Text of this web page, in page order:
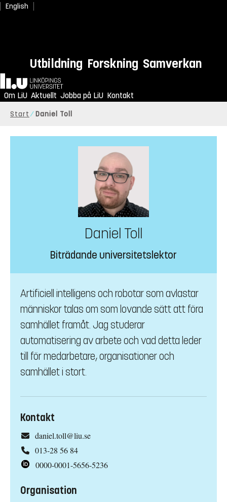
English
Utbildning Forskning Samverkan
Hem
Om LiU Aktuellt Jobba på LiU Kontakt
Start Daniel Toll
Daniel Toll
Biträdande universitetslektor
Artificiell intelligens och robotar som avlastar
människor talas om som lovande sätt att föra
samhället framåt. Jag studerar
automatisering av arbete och vad detta leder
till för medarbetare, organisationer och
samhället i stort.
Kontakt
daniel.toll@liu.se
013-28 56 84
0000-0001-5656-5236
Organisation